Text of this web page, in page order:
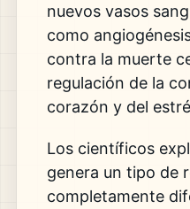
nuevos vasos
como
contra la muerte
regulación de la
corazón y del
Los científicos
genera un tipo de
completamente